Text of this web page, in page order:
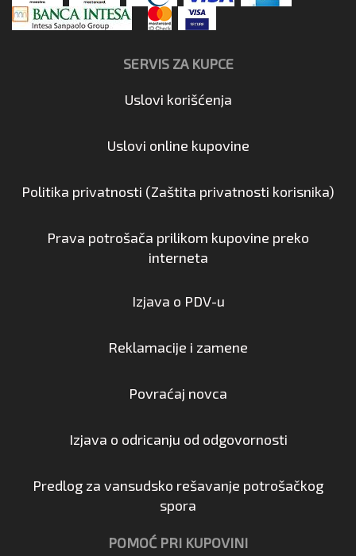
SERVIS ZA KUPCE
Uslovi korišćenja
Uslovi online kupovine
Politika privatnosti (Zaštita privatnosti korisnika)
Prava potrošača prilikom kupovine preko
interneta
Izjava o PDV-u
Reklamacije i zamene
Povraćaj novca
Izjava o odricanju od odgovornosti
Predlog za vansudsko rešavanje potrošačkog
spora
POMOĆ PRI KUPOVINI